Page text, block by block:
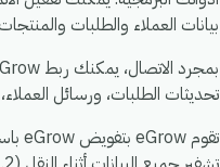
بيانات العملاء والطلبات
بمجرد الاتصال، يمكنك ربط eGrow بـ
تحديثات الطلبات، ورسائل